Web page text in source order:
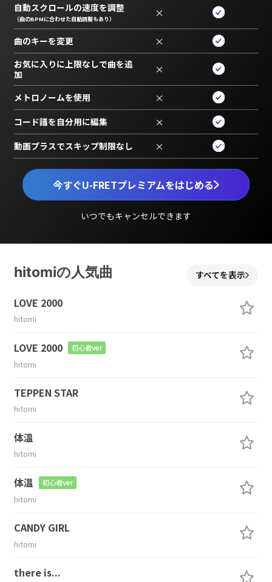
今すぐU-FRETプレミアムをはじめる
いつでもキャンセルできます
自動スクロールの速度を調整
（曲のBPMに合わせた自動調整もあり） ×
曲のキーを変更 ×
お気に入りに上限なしで曲を追
加
×
メトロノームを使用 ×
コード譜を自分用に編集 ×
動画プラスでスキップ制限なし ×
hitomiの人気曲 すべてを表示
LOVE 2000
hitomi
LOVE 2000 初心者ver
hitomi
TEPPEN STAR
hitomi
体温
hitomi
体温 初心者ver
hitomi
CANDY GIRL
hitomi
there is...